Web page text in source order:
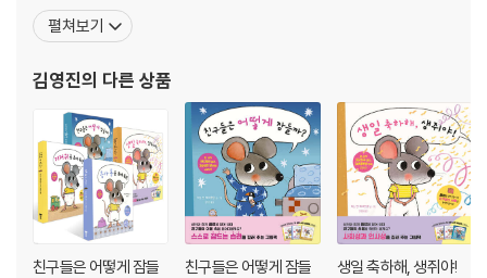
『아빠를 위해 죽은 생쥐』, 『아빠가 덤불이 되었을 때』, 『당나귀 실베
스터와 요술 조약돌』, 『용감한 아이린』, 「엉뚱한 슈타니 가족」 시리
『열네 살의
펼쳐보기
김영진의 다른 상품
친구들은 어떻게 잠들
친구들은 어떻게 잠들
생일 축하해, 생쥐야!